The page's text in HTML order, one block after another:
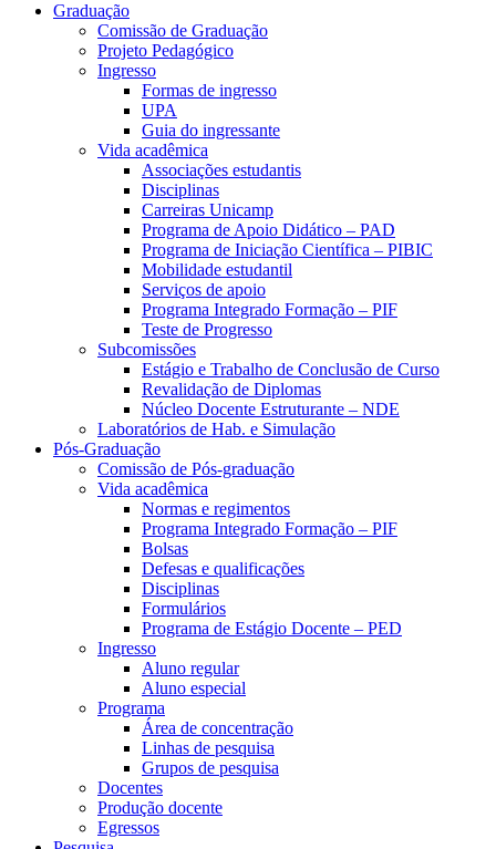
Graduação
Comissão de Graduação
Projeto Pedagógico
Ingresso
Formas de ingresso
UPA
Guia do ingressante
Vida acadêmica
Associações estudantis
Disciplinas
Carreiras Unicamp
Programa de Apoio Didático – PAD
Programa de Iniciação Científica – PIBIC
Mobilidade estudantil
Serviços de apoio
Programa Integrado Formação – PIF
Teste de Progresso
Subcomissões
Estágio e Trabalho de Conclusão de Curso
Revalidação de Diplomas
Núcleo Docente Estruturante – NDE
Laboratórios de Hab. e Simulação
Pós-Graduação
Comissão de Pós-graduação
Vida acadêmica
Normas e regimentos
Programa Integrado Formação – PIF
Bolsas
Defesas e qualificações
Disciplinas
Formulários
Programa de Estágio Docente – PED
Ingresso
Aluno regular
Aluno especial
Programa
Área de concentração
Linhas de pesquisa
Grupos de pesquisa
Docentes
Produção docente
Egressos